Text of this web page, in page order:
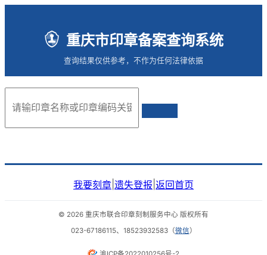
重庆市印章备案查询系统
查询结果仅供参考，不作为任何法律依据
我要刻章 遗失登报 返回首页
© 2026 重庆市联合印章刻制服务中心 版权所有
023-67186115、 18523932583（微信）